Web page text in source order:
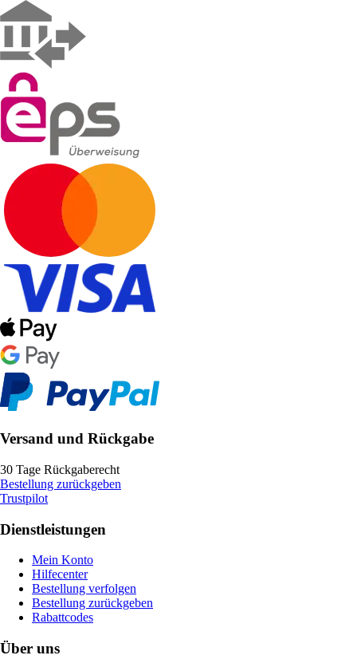
Versand und Rückgabe
30 Tage Rückgaberecht
Bestellung zurückgeben
Trustpilot
Dienstleistungen
Mein Konto
Hilfecenter
Bestellung verfolgen
Bestellung zurückgeben
Rabattcodes
Über uns